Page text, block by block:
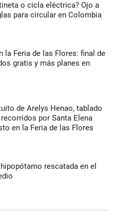
o cicla eléctrica? Ojo a
para circular en Colombia
la Feria de las Flores: final de
gratis y más planes en
de Arelys Henao, tablado
por Santa Elena
en la Feria de las Flores
rescatada en el